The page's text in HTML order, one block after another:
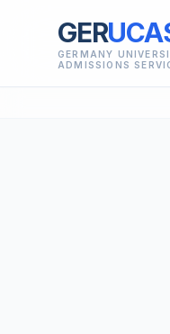
GER
GERMANY
ADMISSIONS